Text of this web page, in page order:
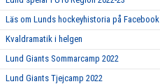
Läs om Lunds hockeyhistoria på Facebook
Kvaldramatik i helgen
Lund Giants Sommarcamp 2022
Lund Giants Tjejcamp 2022